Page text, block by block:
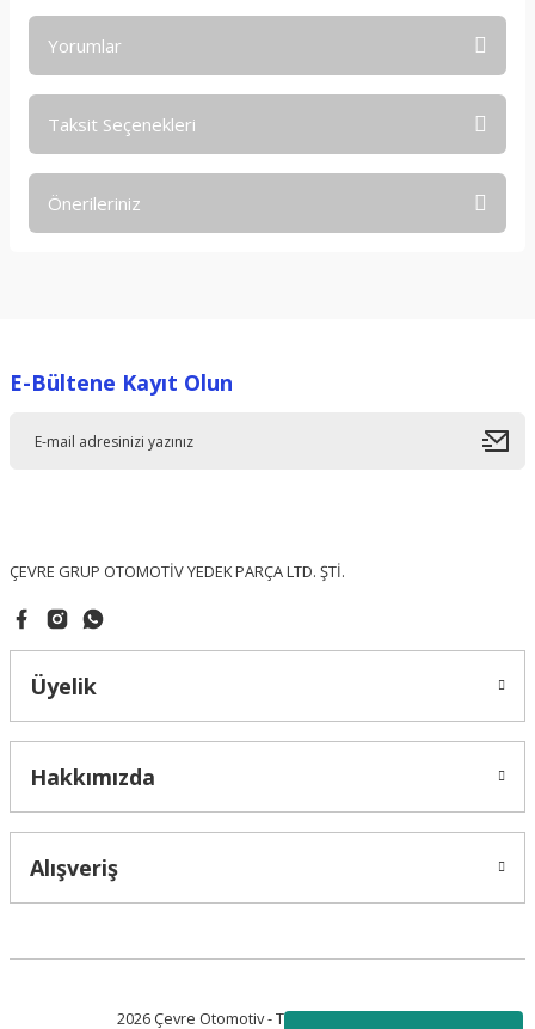
Yorumlar
Taksit Seçenekleri
Önerileriniz
Ürün resmi kalitesiz, bozuk veya görüntülenemiyor.
E-Bültene Kayıt Olun
ÇEVRE GRUP OTOMOTİV YEDEK PARÇA LTD. ŞTİ.
Üyelik
Hakkımızda
Alışveriş
2026 Çevre Otomotiv - Tüm Hakları Saklıdır.